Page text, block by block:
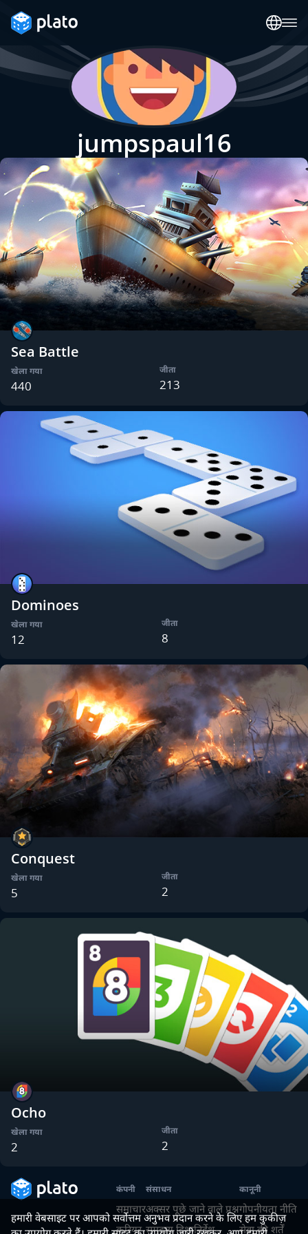
jumpspaul16
Sea Battle
खेला गया
440
जीता
213
Dominoes
खेला गया
12
जीता
8
Conquest
खेला गया
5
जीता
2
Ocho
खेला गया
2
जीता
2
कंपनी
समाचार
करियर
संसाधन
अक्सर पूछे जाने वाले प्रश्न
समुदाय दिशानिर्देश
कानूनी
गोपनीयता नीति
सेवा की शर्तें
हमारी वेबसाइट पर आपको सर्वोत्तम अनुभव प्रदान करने के लिए हम कुकीज़